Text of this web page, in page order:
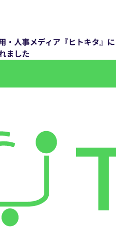
・人事メディア『ヒトキタ』に
ました